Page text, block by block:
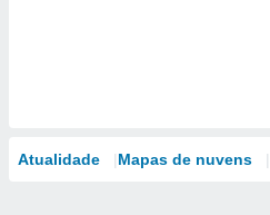
Atualidade Mapas de nuvens